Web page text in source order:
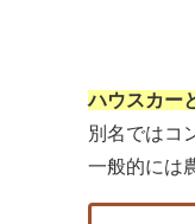
ハウスカー
別名ではコ
一般的には